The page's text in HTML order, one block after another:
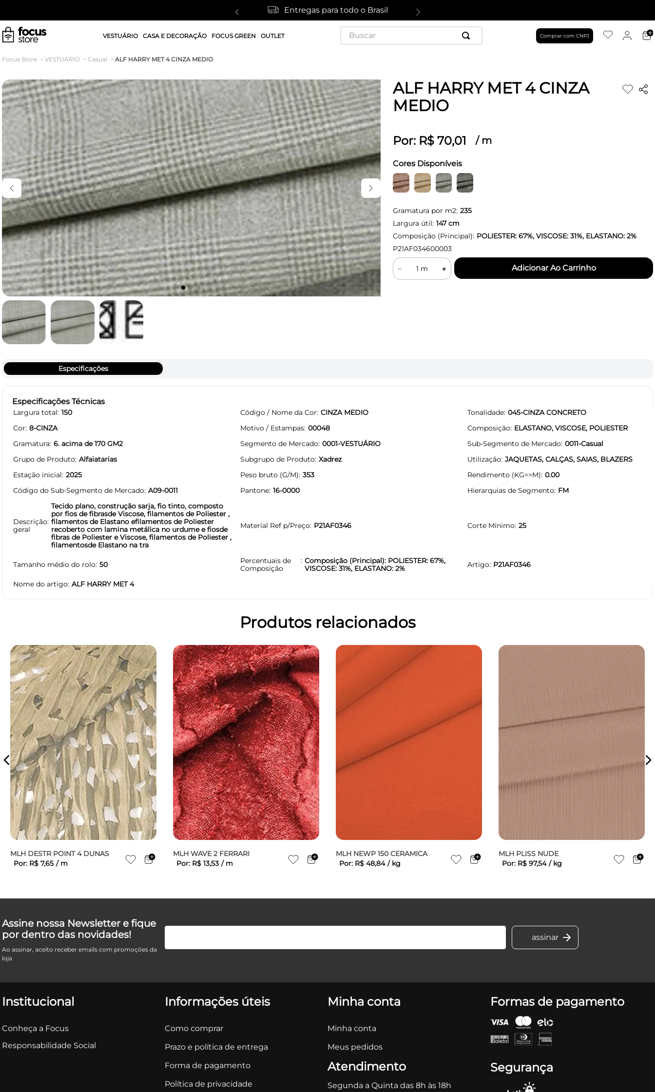
Entregas para todo o Brasil
VESTUÁRIO CASA E DECORAÇÃO FOCUS GREEN OUTLET
Buscar
Comprar com CNPJ
VESTUÁRIO Casual ALF HARRY MET 4 CINZA MEDIO
ALF HARRY MET 4 CINZA
MEDIO
Por: R$ 70,01 / m
Cores Disponíveis
Gramatura por m2: 235
Largura útil: 147cm
Composição (Principal): POLIESTER: 67%, VISCOSE: 31%, ELASTANO: 2%
P21AF034600003
＋
－
Especificações
Especificações Técnicas
Largura total 150 Código / Nome da Cor CINZA MEDIO Tonalidade 045-CINZA CONCRETO
Cor 8-CINZA Motivo / Estampas 00048 Composição ELASTANO, VISCOSE, POLIESTER
Gramatura 6. acima de 170 GM2 Segmento de Mercado 0001-VESTUÁRIO Sub-Segmento de Mercado 0011-Casual
Grupo de Produto Alfaiatarias Subgrupo de Produto Xadrez Utilização JAQUETAS, CALÇAS, SAIAS, BLAZERS
Estação inicial 2025 Peso bruto (G/M) 353 Rendimento (KG=>M) 0.00
Código do Sub-Segmento de Mercado A09-0011 Pantone 16-0000 Hierarquias de Segmento FM
Descrição
geral
Tecido plano, construção sarja, fio tinto, composto
por fios de fibrasde Viscose, filamentos de Poliester ,
filamentos de Elastano efilamentos de Poliester
recoberto com lamina metálica no urdume e fiosde
fibras de Poliester e Viscose, filamentos de Poliester ,
filamentosde Elastano na tra
Material Ref p/Preço P21AF0346 Corte Mínimo 25
Tamanho médio do rolo 50
Percentuais de
Composição
Composição (Principal): POLIESTER: 67%,
VISCOSE: 31%, ELASTANO: 2%
Artigo P21AF0346
Nome do artigo ALF HARRY MET 4
Produtos relacionados
MLH DESTR POINT 4 DUNAS
Por: R$ 7,65 / m
MLH WAVE 2 FERRARI
Por: R$ 13,53 / m
MLH NEWP 150 CERAMICA
Por: R$ 48,84 / kg
MLH PLISS NUDE
Por: R$ 97,54 / kg
Assine nossa Newsletter e fique
por dentro das novidades!
Ao assinar, aceito receber emails com promoções da
loja
Institucional
Conheça a Focus
Responsabilidade Social
Informações úteis
Como comprar
Prazo e política de entrega
Forma de pagamento
Política de privacidade
Minha conta
Minha conta
Meus pedidos
Atendimento
Segunda a Quinta das 8h às 18h
Formas de pagamento
Segurança